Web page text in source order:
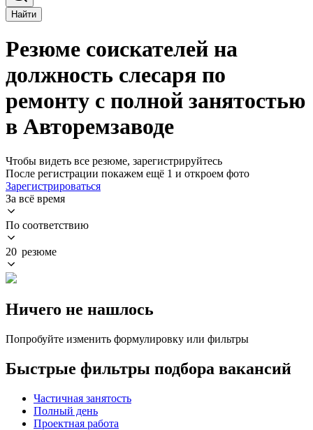
Найти
Резюме соискателей на
должность слесаря по
ремонту с полной занятостью
в Авторемзаводе
Чтобы видеть все резюме, зарегистрируйтесь
После регистрации покажем ещё 1 и откроем фото
Зарегистрироваться
За всё время
По соответствию
20 резюме
Ничего не нашлось
Попробуйте изменить формулировку или фильтры
Быстрые фильтры подбора вакансий
Частичная занятость
Полный день
Проектная работа